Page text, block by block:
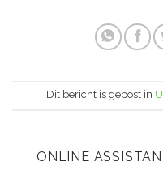
Dit bericht is gepost in
ONLINE